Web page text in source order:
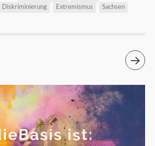
Diskriminierung Extremismus
Sachsen